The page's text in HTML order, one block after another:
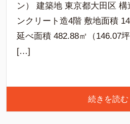
ン） 建築地 東京都大田区
ンクリート造4階 敷地面積
延べ面積 482.88㎡（146.07
[…]
続きを読